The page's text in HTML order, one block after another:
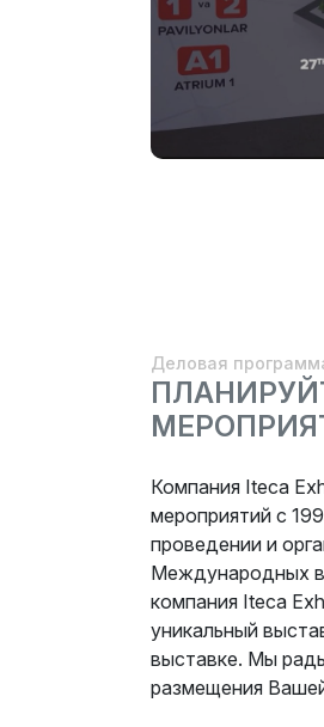
Деловая
Компания Iteca
мероприятий с
проведении и
Международных
компания Iteca
уникальный
выставке. Мы
размещения